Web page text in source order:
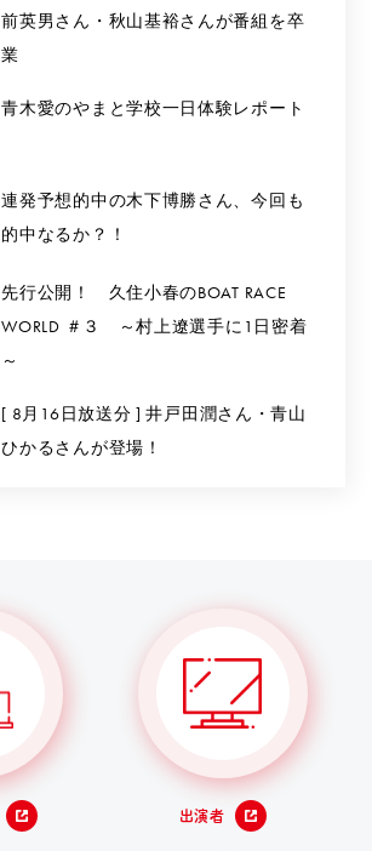
前英男さん・秋山基裕さんが番組を卒
業
青木愛のやまと学校一日体験レポート
連発予想的中の木下博勝さん、今回も
的中なるか？！
先行公開！ 久住小春のBOAT RACE
WORLD ＃３ ～村上遼選手に1日密着
～
[ 8月16日放送分 ] 井戸田潤さん・青山
ひかるさんが登場！
出演者